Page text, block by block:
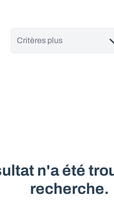
Critères plus
n'a été
recherche.